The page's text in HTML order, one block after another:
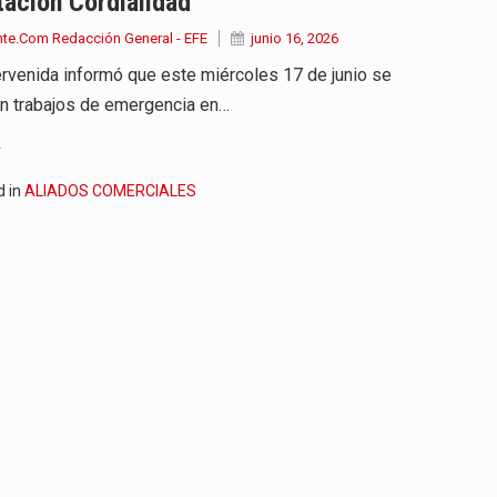
Redacción General - EFE junio 16, 2026
informó que este miércoles 17 de junio se
trabajos de emergencia en…
in ALIADOS COMERCIALES